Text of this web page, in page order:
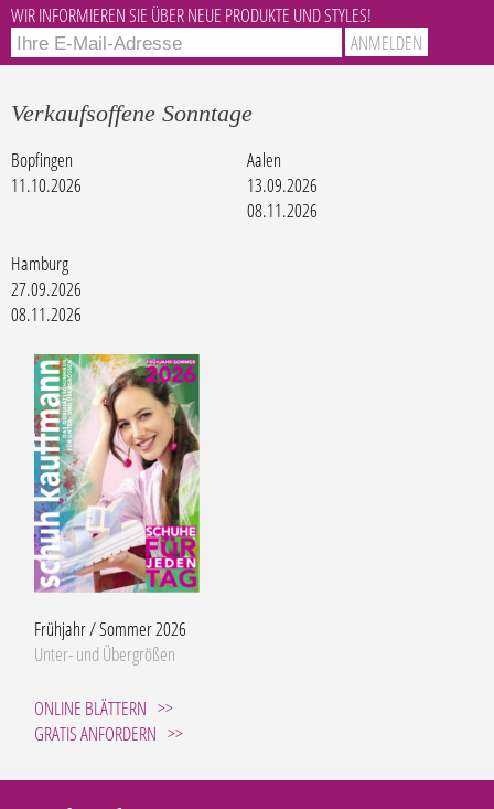
WIR INFORMIEREN SIE ÜBER NEUE PRODUKTE UND STYLES!
Verkaufsoffene Sonntage
Bopfingen
11.10.2026
Aalen
13.09.2026
08.11.2026
Hamburg
27.09.2026
08.11.2026
Frühjahr / Sommer 2026
Unter- und Übergrößen
ONLINE BLÄTTERN
GRATIS ANFORDERN